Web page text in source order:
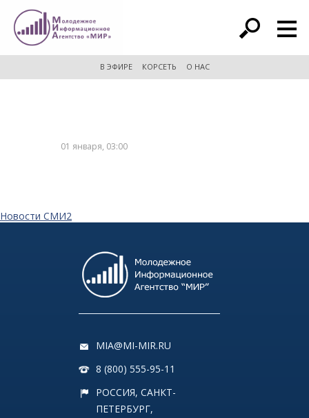
расширенный поиск
В ЭФИРЕ КОРСЕТЬ О НАС
01 января, 03:00
Новости СМИ2
MIA@MI-MIR.RU
8 (800) 555-95-11
РОССИЯ, САНКТ-
ПЕТЕРБУРГ,